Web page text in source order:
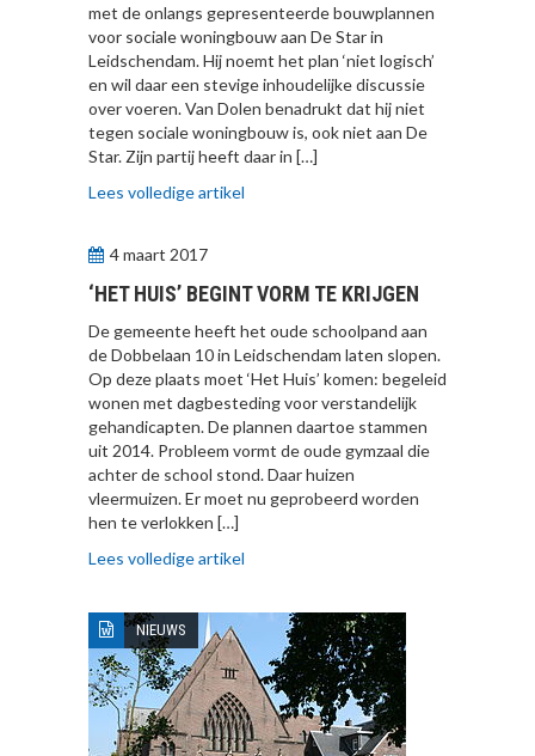
met de onlangs gepresenteerde bouwplannen
voor sociale woningbouw aan De Star in
Leidschendam. Hij noemt het plan ‘niet logisch’
en wil daar een stevige inhoudelijke discussie
over voeren. Van Dolen benadrukt dat hij niet
tegen sociale woningbouw is, ook niet aan De
Star. Zijn partij heeft daar in […]
Lees volledige artikel
4 maart 2017
‘HET HUIS’ BEGINT VORM TE KRIJGEN
De gemeente heeft het oude schoolpand aan
de Dobbelaan 10 in Leidschendam laten slopen.
Op deze plaats moet ‘Het Huis’ komen: begeleid
wonen met dagbesteding voor verstandelijk
gehandicapten. De plannen daartoe stammen
uit 2014. Probleem vormt de oude gymzaal die
achter de school stond. Daar huizen
vleermuizen. Er moet nu geprobeerd worden
hen te verlokken […]
Lees volledige artikel
NIEUWS